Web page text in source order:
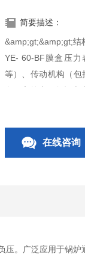
简要描述：
&amp;gt;&amp;gt;结
YE- 60-BF膜盒压
等）、传动机构（
盘）和外壳（包括表
在线咨询
。广泛应用于锅